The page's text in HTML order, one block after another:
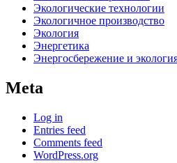
Экологические технологии
Экологичное производство
Экология
Энергетика
Энергосбережение и
Meta
Log in
Entries feed
Comments feed
WordPress.org